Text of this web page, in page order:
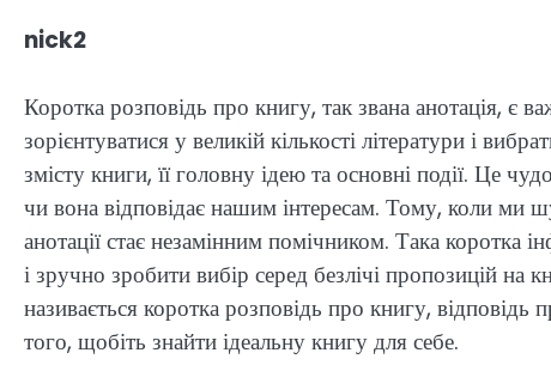
nick2
Коротка розповідь про книгу, так звана анотація, є
зорієнтуватися у великій кількості літератури і
змісту книги, її головну ідею та основні події. Це
чи вона відповідає нашим інтересам. Тому, коли ми
анотації стає незамінним помічником. Така коротка
і зручно зробити вибір серед безлічі пропозицій
називається коротка розповідь про книгу,
того, щобіть знайти ідеальну книгу для себе.